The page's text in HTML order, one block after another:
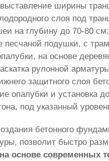
выставление ширины
слоя под
на глубину до 70-80 см;
песчаной подушки, с
на основе
рулонной
защитного слоя
опалубки и установка
под указанный
бетонного
позволит быстро
основе современных